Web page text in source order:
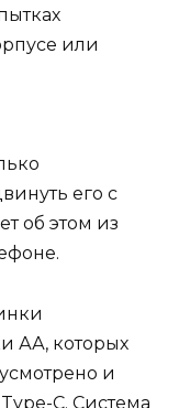
или
его с
об этом из
АА, которых
и
C. Система